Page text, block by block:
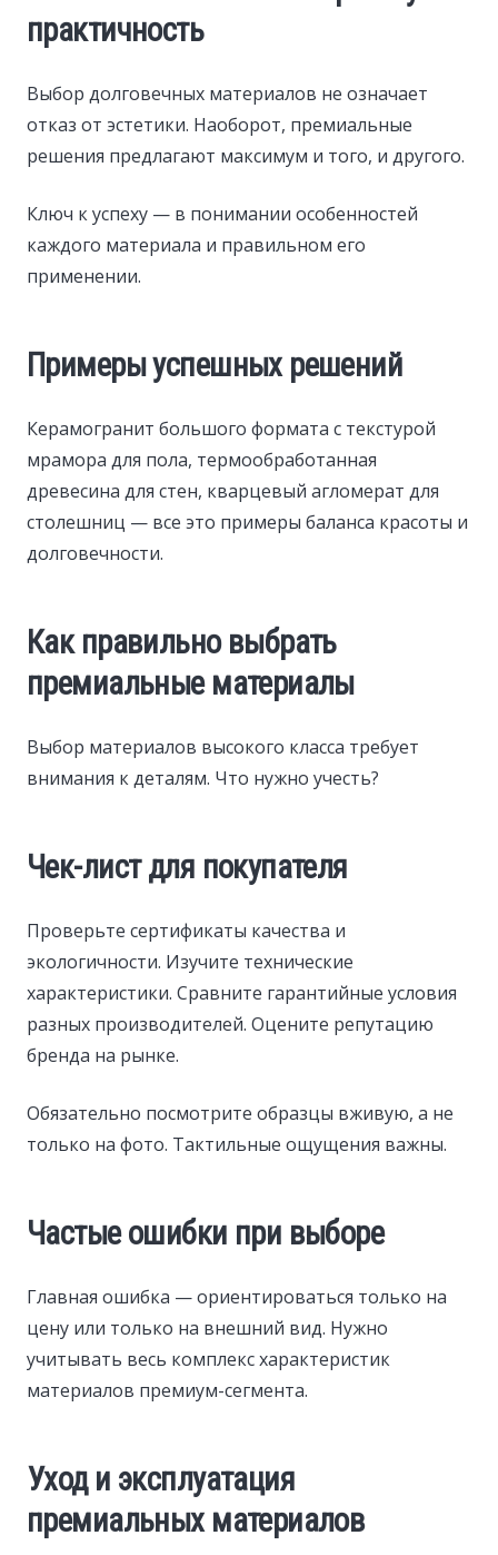
практичность
Выбор долговечных материалов не означает
отказ от эстетики. Наоборот, премиальные
решения предлагают максимум и того, и другого.
Ключ к успеху — в понимании особенностей
каждого материала и правильном его
применении.
Примеры успешных решений
Керамогранит большого формата с текстурой
мрамора для пола, термообработанная
древесина для стен, кварцевый агломерат для
столешниц — все это примеры баланса красоты и
долговечности.
Как правильно выбрать
премиальные материалы
Выбор материалов высокого класса требует
внимания к деталям. Что нужно учесть?
Чек-лист для покупателя
Проверьте сертификаты качества и
экологичности. Изучите технические
характеристики. Сравните гарантийные условия
разных производителей. Оцените репутацию
бренда на рынке.
Обязательно посмотрите образцы вживую, а не
только на фото. Тактильные ощущения важны.
Частые ошибки при выборе
Главная ошибка — ориентироваться только на
цену или только на внешний вид. Нужно
учитывать весь комплекс характеристик
материалов премиум-сегмента.
Уход и эксплуатация
премиальных материалов